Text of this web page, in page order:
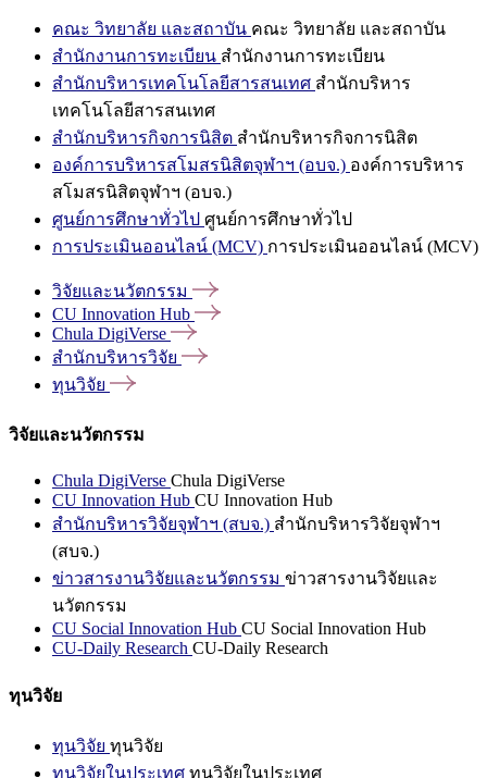
คณะ วิทยาลัย และสถาบัน คณะ วิทยาลัย และสถาบัน
สำนักงานการทะเบียน สำนักงานการทะเบียน
สำนักบริหารเทคโนโลยีสารสนเทศ สำนักบริหาร
เทคโนโลยีสารสนเทศ
สำนักบริหารกิจการนิสิต สำนักบริหารกิจการนิสิต
องค์การบริหารสโมสรนิสิตจุฬาฯ (อบจ.) องค์การบริหาร
สโมสรนิสิตจุฬาฯ (อบจ.)
ศูนย์การศึกษาทั่วไป ศูนย์การศึกษาทั่วไป
การประเมินออนไลน์ (MCV) การประเมินออนไลน์ (MCV)
วิจัยและนวัตกรรม
CU Innovation Hub
Chula DigiVerse
สำนักบริหารวิจัย
ทุนวิจัย
วิจัยและนวัตกรรม
Chula DigiVerse Chula DigiVerse
CU Innovation Hub CU Innovation Hub
สำนักบริหารวิจัยจุฬาฯ (สบจ.) สำนักบริหารวิจัยจุฬาฯ
(สบจ.)
ข่าวสารงานวิจัยและนวัตกรรม ข่าวสารงานวิจัยและ
นวัตกรรม
CU Social Innovation Hub CU Social Innovation Hub
CU-Daily Research CU-Daily Research
ทุนวิจัย
ทุนวิจัย ทุนวิจัย
ทุนวิจัยในประเทศ ทุนวิจัยในประเทศ